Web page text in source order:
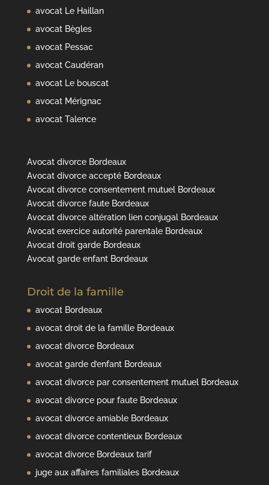
avocat Le Haillan
avocat Bègles
avocat Pessac
avocat Caudéran
avocat Le bouscat
avocat Mérignac
avocat Talence
Avocat divorce Bordeaux
Avocat divorce accepté Bordeaux
Avocat divorce consentement mutuel Bordeaux
Avocat divorce faute Bordeaux
Avocat divorce altération lien conjugal Bordeaux
Avocat exercice autorité parentale Bordeaux
Avocat droit garde Bordeaux
Avocat garde enfant Bordeaux
Droit de la famille
avocat Bordeaux
avocat droit de la famille Bordeaux
avocat divorce Bordeaux
avocat garde d’enfant Bordeaux
avocat divorce par consentement mutuel Bordeaux
avocat divorce pour faute Bordeaux
avocat divorce amiable Bordeaux
avocat divorce contentieux Bordeaux
avocat divorce Bordeaux tarif
juge aux affaires familiales Bordeaux